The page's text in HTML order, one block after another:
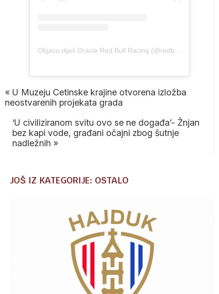
« U Muzeju Cetinske krajine otvorena izložba
neostvarenih projekata grada
‘U civiliziranom svitu ovo se ne događa’- Žnjan
bez kapi vode, građani očajni zbog šutnje
nadležnih »
JOŠ IZ KATEGORIJE: OSTALO